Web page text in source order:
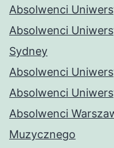
Absolwenci
Absolwenci
Sydney
Absolwenci
Absolwenci
Absolwenci
Muzycznego